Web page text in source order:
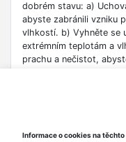
dobrém stavu: a)
abyste zabránili vzniku
vlhkostí. b) Vyhněte se
extrémním teplotám a
prachu a nečistot,
vzdělávací nebo
vydání, protože
zdrojů uvedených v
Informace o cookies na